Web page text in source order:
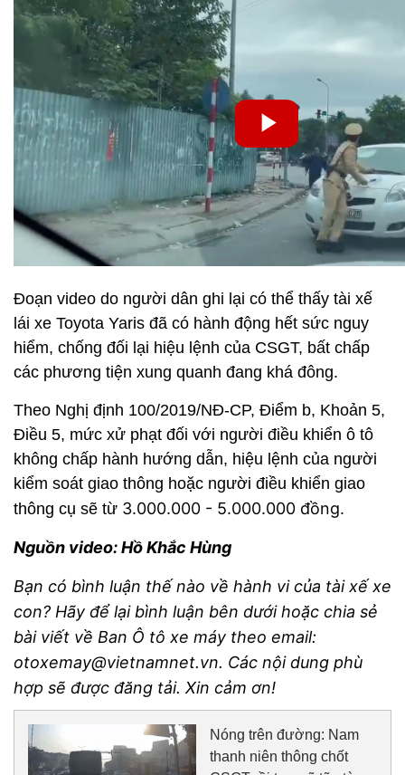
Đoạn video do người dân ghi lại có thể thấy tài xế
lái xe Toyota Yaris đã có hành động hết sức nguy
hiểm, chống đối lại hiệu lệnh của CSGT, bất chấp
các phương tiện xung quanh đang khá đông.
Theo Nghị định 100/2019/NĐ-CP, Điểm b, Khoản 5,
Điều 5, mức xử phạt đối với người điều khiển ô tô
không chấp hành hướng dẫn, hiệu lệnh của người
kiểm soát giao thông hoặc người điều khiển giao
thông cụ sẽ từ 3.000.000 - 5.000.000 đồng.
Nguồn video: Hồ Khắc Hùng
Bạn có bình luận thế nào về hành vi của tài xế xe
con? Hãy để lại bình luận bên dưới hoặc chia sẻ
bài viết về Ban Ô tô xe máy theo email:
otoxemay@vietnamnet.vn. Các nội dung phù
hợp sẽ được đăng tải. Xin cảm ơn!
Nóng trên đường: Nam
thanh niên thông chốt